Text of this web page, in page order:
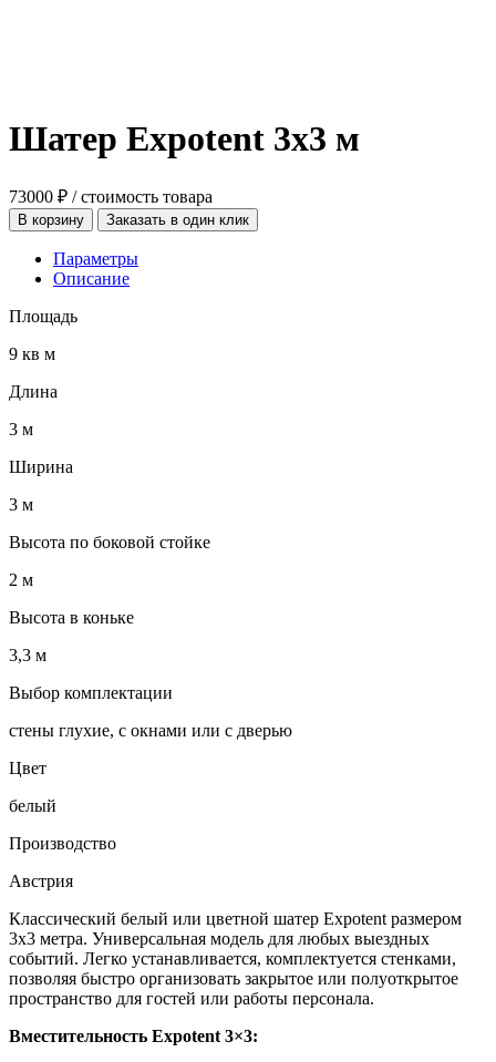
Шатер Expotent 3х3 м
73000 ₽ / стоимость товара
В корзину Заказать в один клик
Параметры
Описание
Площадь
9 кв м
Длина
3 м
Ширина
3 м
Высота по боковой стойке
2 м
Высота в коньке
3,3 м
Выбор комплектации
стены глухие, с окнами или с дверью
Цвет
белый
Производство
Австрия
Классический белый или цветной шатер Expotent размером
3х3 метра. Универсальная модель для любых выездных
событий. Легко устанавливается, комплектуется стенками,
позволяя быстро организовать закрытое или полуоткрытое
пространство для гостей или работы персонала.
Вместительность Expotent 3×3: